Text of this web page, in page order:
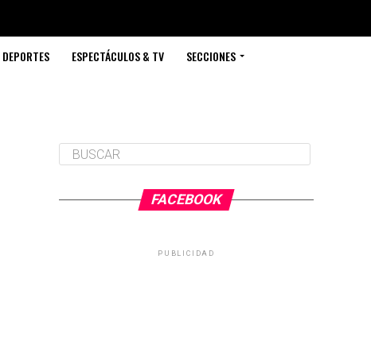
DEPORTES ESPECTÁCULOS & TV SECCIONES
FACEBOOK
PUBLICIDAD